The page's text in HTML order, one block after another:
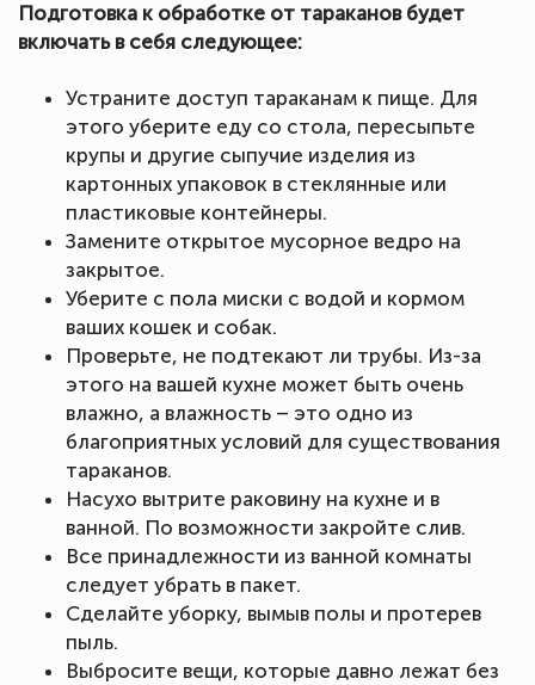
Подготовка к обработке от тараканов будет
включать в себя следующее:
Устраните доступ тараканам к пище. Для
этого уберите еду со стола, пересыпьте
крупы и другие сыпучие изделия из
картонных упаковок в стеклянные или
пластиковые контейнеры.
Замените открытое мусорное ведро на
закрытое.
Уберите с пола миски с водой и кормом
ваших кошек и собак.
Проверьте, не подтекают ли трубы. Из-за
этого на вашей кухне может быть очень
влажно, а влажность – это одно из
благоприятных условий для существования
тараканов.
Насухо вытрите раковину на кухне и в
ванной. По возможности закройте слив.
Все принадлежности из ванной комнаты
следует убрать в пакет.
Сделайте уборку, вымыв полы и протерев
пыль.
Выбросите вещи, которые давно лежат без